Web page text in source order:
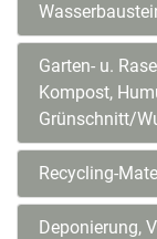
Garten- u.
Kompost,
Grünschnitt/
Recycling-
Deponierung,